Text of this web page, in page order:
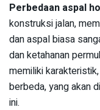
Perbedaan aspal
konstruksi jalan,
dan aspal biasa
dan ketahanan
memiliki
berbeda, yang akan
ini.